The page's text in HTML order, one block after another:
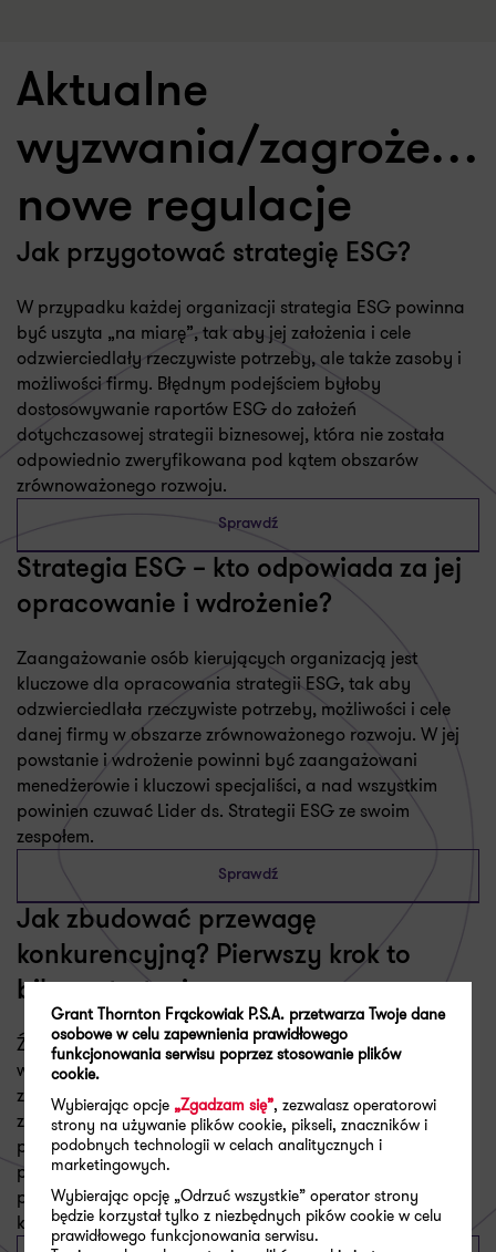
Aktualne
wyzwania/
nowe regulacje
Jak przygotować strategię ESG?
W przypadku każdej organizacji strategia ESG powinna
być uszyta „na miarę”, tak aby jej założenia i cele
odzwierciedlały rzeczywiste potrzeby, ale także zasoby i
możliwości firmy. Błędnym podejściem byłoby
dostosowywanie raportów ESG do założeń
dotychczasowej strategii biznesowej, która nie została
odpowiednio zweryfikowana pod kątem obszarów
zrównoważonego rozwoju.
Sprawdź
Strategia ESG – kto odpowiada za jej
opracowanie i wdrożenie?
Zaangażowanie osób kierujących organizacją jest
kluczowe dla opracowania strategii ESG, tak aby
odzwierciedlała rzeczywiste potrzeby, możliwości i cele
danej firmy w obszarze zrównoważonego rozwoju. W jej
powstanie i wdrożenie powinni być zaangażowani
menedżerowie i kluczowi specjaliści, a nad wszystkim
powinien czuwać Lider ds. Strategii ESG ze swoim
zespołem.
Sprawdź
Jak zbudować przewagę
konkurencyjną? Pierwszy krok to
bilans strategiczny
Źródłem sukcesu przedsiębiorstwa jest posiadanie oraz
właściwe wykorzystanie strategicznie wartościowych
zasobów i umiejętności. Zarządzający powinni zatem
zidentyfikować w swoich firmach kluczowe zasoby, które
pozwolą im w ukierunkowany sposób zbudować
przewagę konkurencyjną. Jak to zrobić? Z odsieczą
przychodzą metody i narzędzia analizy strategicznej, a
konkretnie bilans strategiczny.
Grant Thornton Frąckowiak P.S.A. przetwarza Twoje dane
osobowe w celu zapewnienia prawidłowego
funkcjonowania serwisu poprzez stosowanie plików
cookie.
Wybierając opcje„Zgadzam się”, zezwalasz operatorowi
strony na używanie plików cookie, pikseli, znaczników i
podobnych technologii w celach analitycznych i
marketingowych.
Wybierając opcję „Odrzuć wszystkie” operator strony
będzie korzystał tylko z niezbędnych pików cookie w celu
prawidłowego funkcjonowania serwisu.